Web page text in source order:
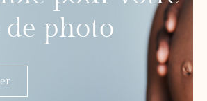
de photo